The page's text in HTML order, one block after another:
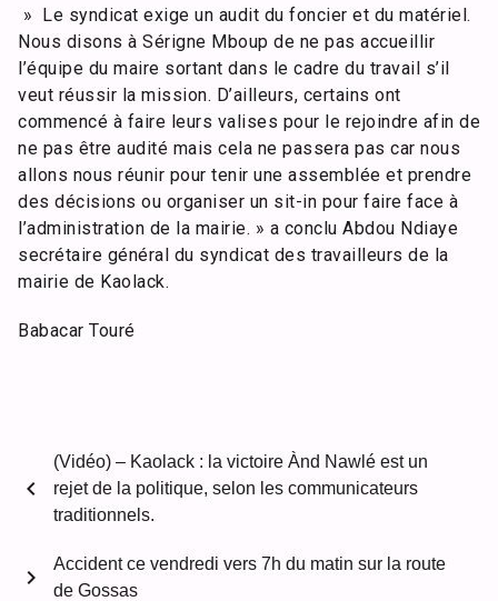
» Le syndicat exige un audit du foncier et du matériel.
Nous disons à Sérigne Mboup de ne pas accueillir
l’équipe du maire sortant dans le cadre du travail s’il
veut réussir la mission. D’ailleurs, certains ont
commencé à faire leurs valises pour le rejoindre afin de
ne pas être audité mais cela ne passera pas car nous
allons nous réunir pour tenir une assemblée et prendre
des décisions ou organiser un sit-in pour faire face à
l’administration de la mairie. » a conclu Abdou Ndiaye
secrétaire général du syndicat des travailleurs de la
mairie de Kaolack.
Babacar Touré
chevron_left
(Vidéo) – Kaolack : la victoire Ànd Nawlé est un
rejet de la politique, selon les communicateurs
traditionnels.
Accident ce vendredi vers 7h du matin sur la route
de Gossas
chevron_right